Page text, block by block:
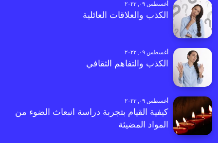
أغسطس ٠٩, ٢٠٢٣
الكذب والعلاقات العائلية
أغسطس ٠٩, ٢٠٢٣
الكذب والتفاهم الثقافي
أغسطس ٠٩, ٢٠٢٣
كيفية القيام بتجربة دراسة انبعاث الضوء من
المواد المضيئة